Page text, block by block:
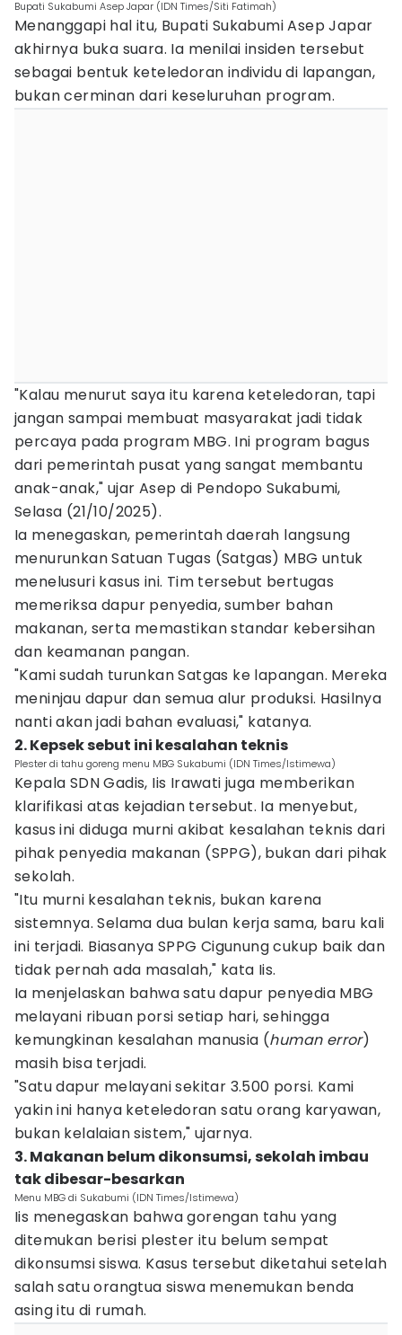
Bupati Sukabumi Asep Japar (IDN Times/Siti Fatimah)
Menanggapi hal itu, Bupati Sukabumi Asep Japar
akhirnya buka suara. Ia menilai insiden tersebut
sebagai bentuk keteledoran individu di lapangan,
bukan cerminan dari keseluruhan program.
"Kalau menurut saya itu karena keteledoran, tapi
jangan sampai membuat masyarakat jadi tidak
percaya pada program MBG. Ini program bagus
dari pemerintah pusat yang sangat membantu
anak-anak," ujar Asep di Pendopo Sukabumi,
Selasa (21/10/2025).
Ia menegaskan, pemerintah daerah langsung
menurunkan Satuan Tugas (Satgas) MBG untuk
menelusuri kasus ini. Tim tersebut bertugas
memeriksa dapur penyedia, sumber bahan
makanan, serta memastikan standar kebersihan
dan keamanan pangan.
"Kami sudah turunkan Satgas ke lapangan. Mereka
meninjau dapur dan semua alur produksi. Hasilnya
nanti akan jadi bahan evaluasi," katanya.
2. Kepsek sebut ini kesalahan teknis
Plester di tahu goreng menu MBG Sukabumi (IDN Times/Istimewa)
Kepala SDN Gadis, Iis Irawati juga memberikan
klarifikasi atas kejadian tersebut. Ia menyebut,
kasus ini diduga murni akibat kesalahan teknis dari
pihak penyedia makanan (SPPG), bukan dari pihak
sekolah.
"Itu murni kesalahan teknis, bukan karena
sistemnya. Selama dua bulan kerja sama, baru kali
ini terjadi. Biasanya SPPG Cigunung cukup baik dan
tidak pernah ada masalah," kata Iis.
Ia menjelaskan bahwa satu dapur penyedia MBG
melayani ribuan porsi setiap hari, sehingga
kemungkinan kesalahan manusia (human error)
masih bisa terjadi.
"Satu dapur melayani sekitar 3.500 porsi. Kami
yakin ini hanya keteledoran satu orang karyawan,
bukan kelalaian sistem," ujarnya.
3. Makanan belum dikonsumsi, sekolah imbau
tak dibesar-besarkan
Menu MBG di Sukabumi (IDN Times/Istimewa)
Iis menegaskan bahwa gorengan tahu yang
ditemukan berisi plester itu belum sempat
dikonsumsi siswa. Kasus tersebut diketahui setelah
salah satu orangtua siswa menemukan benda
asing itu di rumah.